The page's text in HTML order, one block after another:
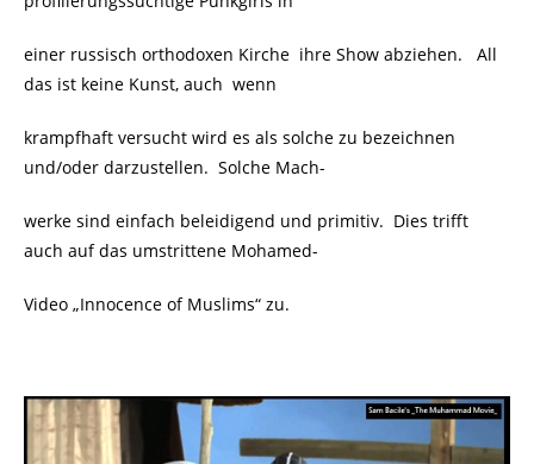
einer russisch orthodoxen Kirche ihre Show abziehen. All
das ist keine Kunst, auch wenn
krampfhaft versucht wird es als solche zu bezeichnen
und/oder darzustellen. Solche Mach-
werke sind einfach beleidigend und primitiv. Dies trifft
auch auf das umstrittene Mohamed-
Video „Innocence of Muslims“ zu.